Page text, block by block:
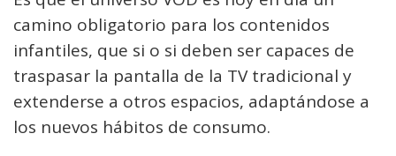
camino obligatorio para los contenidos
infantiles, que si o si deben ser capaces de
traspasar la pantalla de la TV tradicional y
extenderse a otros espacios, adaptándose a
los nuevos hábitos de consumo.